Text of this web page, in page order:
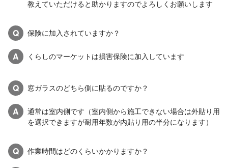
教えていただけると助かりますのでよろしくお願いします
Q 保険に加入されていますか？
A くらしのマーケットは損害保険に加入しています
Q 窓ガラスのどちら側に貼るのですか？
A
通常は室内側です（室内側から施工できない場合は外貼り用
を選択できますが耐用年数が内貼り用の半分になります）
Q 作業時間はどのくらいかかりますか？